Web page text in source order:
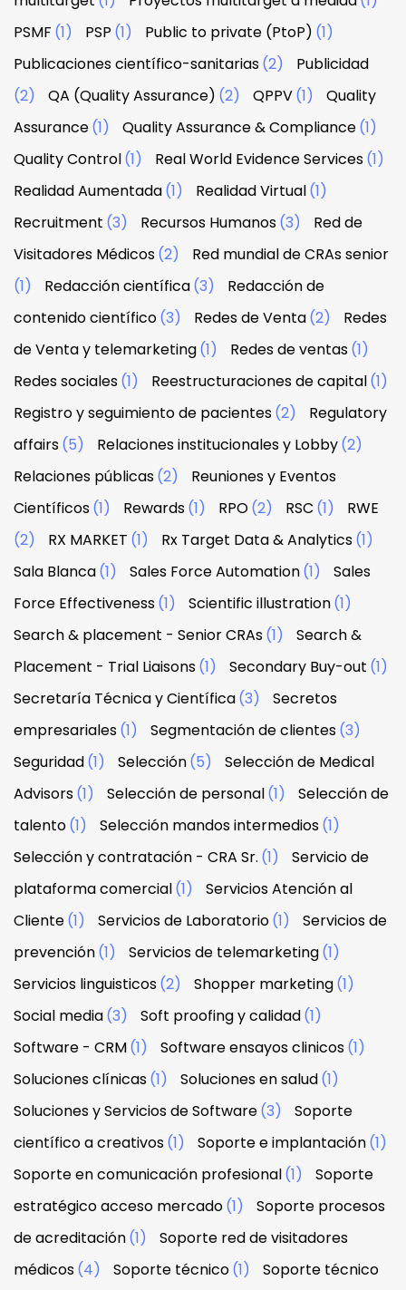
PSMF (1) PSP (1) Public to private (PtoP) (1)
Publicaciones científico-sanitarias(2)
Publicidad
(2)
QA (Quality Assurance) (2) QPPV(1)
Quality
Assurance(1) Quality Assurance & Compliance(1)
Quality Control(1) Real World Evidence Services(1)
Realidad Aumentada(1) Realidad Virtual(1)
Recruitment (3) Recursos Humanos(3)
Red de
Visitadores Médicos(2)
Red mundial de CRAs senior
(1)
Redacción científica(3)
Redacción de
contenido científico(3) Redes de Venta(2)
Redes
de Venta y telemarketing(1) Redes de ventas(1)
Redes sociales(1) Reestructuraciones de capital(1)
Registro y seguimiento de pacientes(2)
Regulatory
affairs(5) Relaciones institucionales y Lobby(2)
Relaciones públicas(2)
Reuniones y Eventos
Científicos(1) Rewards(1) RPO(2) RSC (1)
RWE
(2)
RX MARKET (1) Rx Target Data & Analytics(1)
Sala Blanca(1) Sales Force Automation(1)
Sales
Force Effectiveness(1) Scientific illustration(1)
Search & placement - Senior CRAs(1)
Search &
Placement - Trial Liaisons(1) Secondary Buy-out (1)
Secretaría Técnica y Científica(3)
Secretos
empresariales(1) Segmentación de clientes(3)
Seguridad(1) Selección(5)
Selección de Medical
Advisors(1) Selección de personal(1)
Selección de
talento(1) Selección mandos intermedios(1)
Selección y contratación - CRA Sr. (1)
Servicio de
plataforma comercial(1)
Servicios Atención al
Cliente(1) Servicios de Laboratorio(1)
Servicios de
prevención(1) Servicios de telemarketing(1)
Servicios linguisticos(2) Shopper marketing(1)
Social media(3) Soft proofing y calidad(1)
Software - CRM(1) Software ensayos clinicos(1)
Soluciones clínicas(1) Soluciones en salud(1)
Soluciones y Servicios de Software(3)
Soporte
científico a creativos(1) Soporte e implantación(1)
Soporte en comunicación profesional(1)
Soporte
estratégico acceso mercado(1)
Soporte procesos
de acreditación(1)
Soporte red de visitadores
médicos(4) Soporte técnico(1)
Soporte técnico